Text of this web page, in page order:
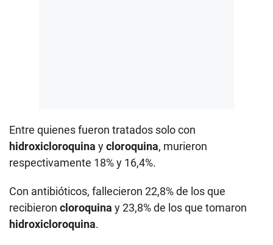
Entre quienes fueron tratados solo con
hidroxicloroquina ycloroquina, murieron
respectivamente 18% y 16,4%.
Con antibióticos, fallecieron 22,8% de los que
recibieron cloroquina y 23,8% de los que tomaron
hidroxicloroquina.